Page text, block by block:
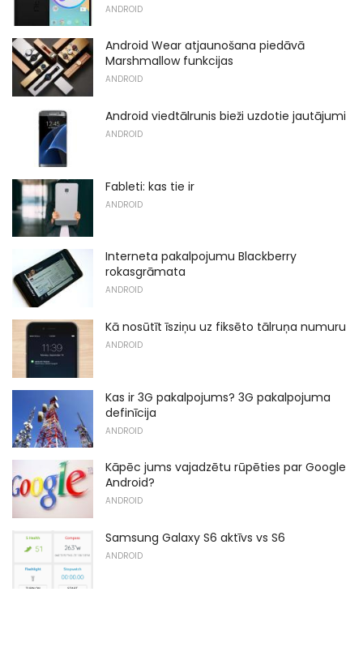
ANDROID
Android Wear atjaunošana piedāvā
Marshmallow funkcijas
ANDROID
Android viedtālrunis bieži uzdotie jautājumi
ANDROID
Fableti: kas tie ir
ANDROID
Interneta pakalpojumu Blackberry
rokasgrāmata
ANDROID
Kā nosūtīt īsziņu uz fiksēto tālruņa numuru
ANDROID
Kas ir 3G pakalpojums? 3G pakalpojuma
definīcija
ANDROID
Kāpēc jums vajadzētu rūpēties par Google
Android?
ANDROID
Samsung Galaxy S6 aktīvs vs S6
ANDROID